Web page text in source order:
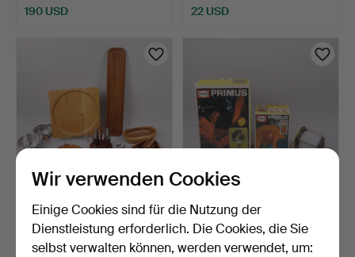
190 USD 22 USD
OBJEKTE AUS TEAKHOLZ,
Schalen, Besteck, Pl…
9 Tage
PRIMUS, Heizgerät 2328
sowie Campinglatern…
9 Tage
Wir verwenden Cookies
Einige Cookies sind für die Nutzung der
Dienstleistung erforderlich. Die Cookies, die Sie
selbst verwalten können, werden verwendet, um: